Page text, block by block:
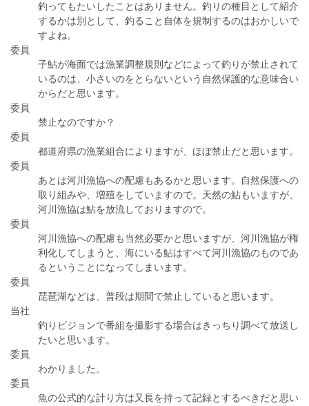
釣ってもたいしたことはありません。釣りの種目として紹介
するかは別として、釣ること自体を規制するのはおかしいで
すよね。
委員
子鮎が海面では漁業調整規則などによって釣りが禁止されて
いるのは、小さいのをとらないという自然保護的な意味合い
からだと思います。
委員
禁止なのですか？
委員
都道府県の漁業組合によりますが、ほぼ禁止だと思います。
委員
あとは河川漁協への配慮もあるかと思います。自然保護への
取り組みや、増殖をしていますので。天然の鮎もいますが、
河川漁協は鮎を放流しておりますので。
委員
河川漁協への配慮も当然必要かと思いますが、河川漁協が権
利化してしまうと、海にいる鮎はすべて河川漁協のものであ
るということになってしまいます。
委員
琵琶湖などは、普段は期間で禁止していると思います。
当社
釣りビジョンで番組を撮影する場合はきっちり調べて放送し
たいと思います。
委員
わかりました。
委員
魚の公式的な計り方は又長を持って記録とするべきだと思い